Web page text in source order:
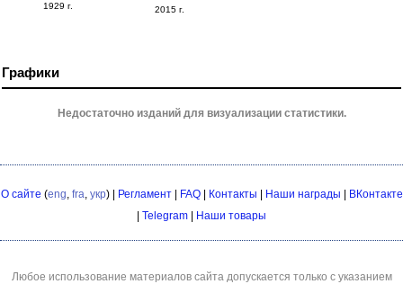
1929 г. 2015 г.
Графики
Недостаточно изданий для визуализации статистики.
О сайте (eng, fra, укр) | Регламент| FAQ| Контакты Наши награды
ВКонтакте
Telegram Наши товары
Любое использование материалов сайта допускается только с указанием